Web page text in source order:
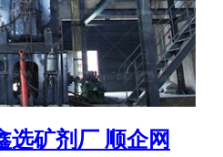
选矿剂厂 顺企网